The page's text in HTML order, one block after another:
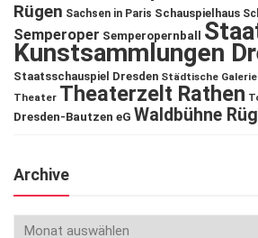
Rügen Sachsen in Paris Schauspielhaus
Semperoper Semperopernball
Kunstsammlungen
Staatsschauspiel Dresden Städtische
Theater Theaterzelt Rathen
Dresden-Bautzen eG Waldbühne
Archive